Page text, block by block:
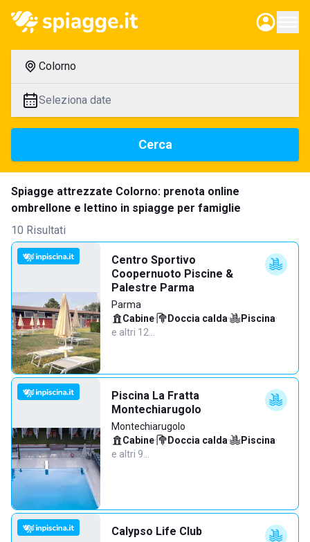
Colorno
Seleziona date
Cerca
Spiagge attrezzate Colorno: prenota online
ombrellone e lettino in spiagge per famiglie
10 Risultati
Centro Sportivo
Coopernuoto Piscine &
Palestre Parma
Parma
Cabine· Doccia calda· Piscina·
e altri 12…
Piscina La Fratta
Montechiarugolo
Montechiarugolo
Cabine· Doccia calda· Piscina·
e altri 9…
Calypso Life Club